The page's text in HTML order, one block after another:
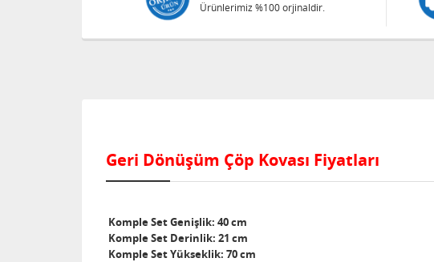
Ürünlerimiz %100 orjinaldir.
Geri Dönüşüm Çöp Kovası Fiyatları
Komple Set Genişlik: 40 cm
Komple Set Derinlik: 21 cm
Komple Set Yükseklik: 70 cm